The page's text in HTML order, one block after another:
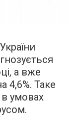
а вже
4,6%. Таке
умовах